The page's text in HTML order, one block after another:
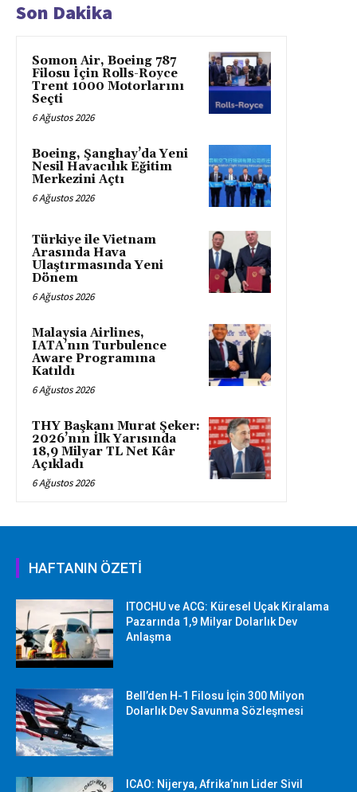
Son Dakika
Somon Air, Boeing 787
Filosu İçin Rolls-Royce
Trent 1000 Motorlarını
Seçti
6 Ağustos 2026
Boeing, Şanghay’da Yeni
Nesil Havacılık Eğitim
Merkezini Açtı
6 Ağustos 2026
Türkiye ile Vietnam
Arasında Hava
Ulaştırmasında Yeni
Dönem
6 Ağustos 2026
Malaysia Airlines,
IATA’nın Turbulence
Aware Programına
Katıldı
6 Ağustos 2026
THY Başkanı Murat Şeker:
2026’nın İlk Yarısında
18,9 Milyar TL Net Kâr
Açıkladı
6 Ağustos 2026
HAFTANIN ÖZETİ
ITOCHU ve ACG: Küresel Uçak Kiralama
Pazarında 1,9 Milyar Dolarlık Dev
Anlaşma
Bell’den H-1 Filosu İçin 300 Milyon
Dolarlık Dev Savunma Sözleşmesi
ICAO: Nijerya, Afrika’nın Lider Sivil